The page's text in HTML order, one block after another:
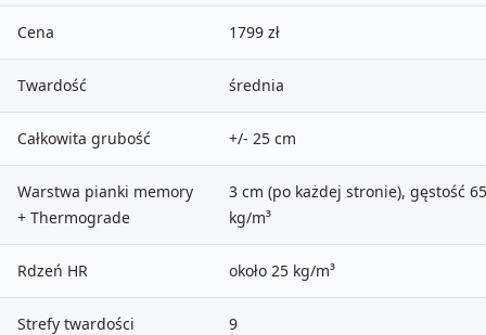
Cena 1799 zł
Twardość średnia
Całkowita grubość +/- 25 cm
Warstwa pianki memory
+ Thermograde
3 cm (po każdej stronie), gęstość 65
kg/m³
Rdzeń HR około 25 kg/m³
Strefy twardości 9